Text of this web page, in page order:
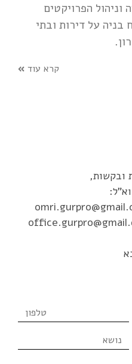
וניהול הפרויקטים
בניה על דירות ובתי
קרא עוד
ובקשות,
נושא